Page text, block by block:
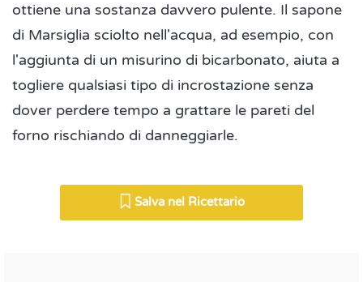
ottiene una sostanza davvero pulente. Il sapone
di Marsiglia sciolto nell'acqua, ad esempio, con
l'aggiunta di un misurino di bicarbonato, aiuta a
togliere qualsiasi tipo di incrostazione senza
dover perdere tempo a grattare le pareti del
forno rischiando di danneggiarle.
Salva nel Ricettario